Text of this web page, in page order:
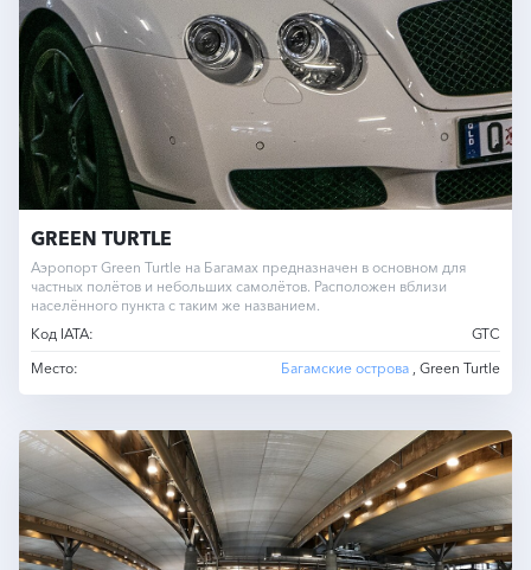
GREEN TURTLE
Аэропорт Green Turtle на Багамах предназначен в основном для
частных полётов и небольших самолётов. Расположен вблизи
населённого пункта с таким же названием.
Код IATA:
GTC
Место:
Багамские острова , Green Turtle